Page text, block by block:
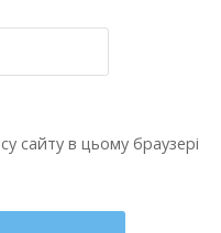
сайту в цьому браузері